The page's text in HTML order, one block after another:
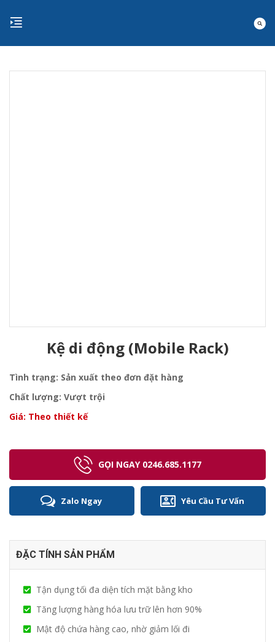
Kệ di động (Mobile Rack)
Tình trạng: Sản xuất theo đơn đặt hàng
Chất lượng: Vượt trội
Giá: Theo thiết kế
GỌI NGAY 0246.685.1177
Zalo Ngay Yêu Cầu Tư Vấn
ĐẶC TÍNH SẢN PHẨM
Tận dụng tối đa diện tích mặt bằng kho
Tăng lượng hàng hóa lưu trữ lên hơn 90%
Mật độ chứa hàng cao, nhờ giảm lối đi